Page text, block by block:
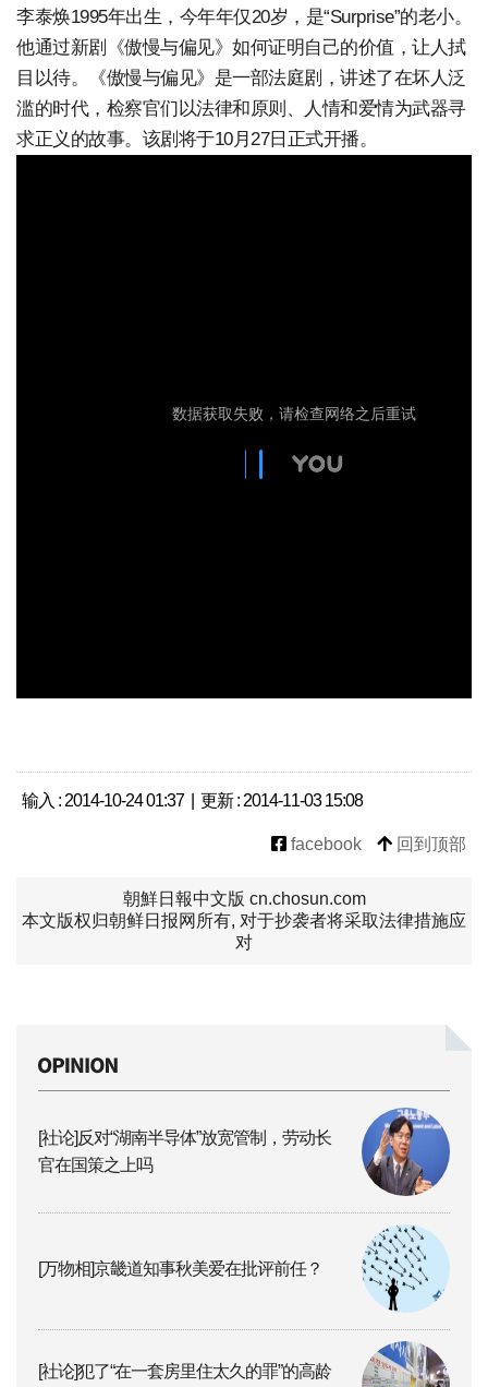
李泰焕1995年出生，今年年仅20岁，是“Surprise”的老小。
他通过新剧《傲慢与偏见》如何证明自己的价值，让人拭
目以待。《傲慢与偏见》是一部法庭剧，讲述了在坏人泛
滥的时代，检察官们以法律和原则、人情和爱情为武器寻
求正义的故事。该剧将于10月27日正式开播。
输入 : 2014-10-24 01:37 | 更新 : 2014-11-03 15:08
facebook 回到顶部
朝鮮日報中文版 cn.chosun.com
本文版权归朝鲜日报网所有, 对于抄袭者将采取法律措施应
对
[社论]反对“湖南半导体”放宽管制，劳动长
官在国策之上吗
[万物相]京畿道知事秋美爱在批评前任？
[社论]犯了“在一套房里住太久的罪”的高龄